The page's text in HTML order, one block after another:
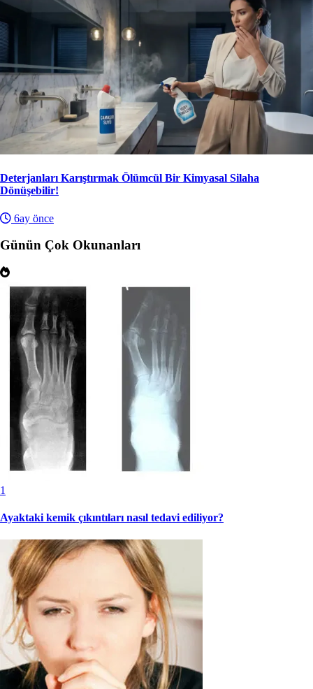
Deterjanları Karıştırmak Ölümcül Bir Kimyasal Silaha
Dönüşebilir!
6ay önce
Günün Çok Okunanları
1
Ayaktaki kemik çıkıntıları nasıl tedavi ediliyor?